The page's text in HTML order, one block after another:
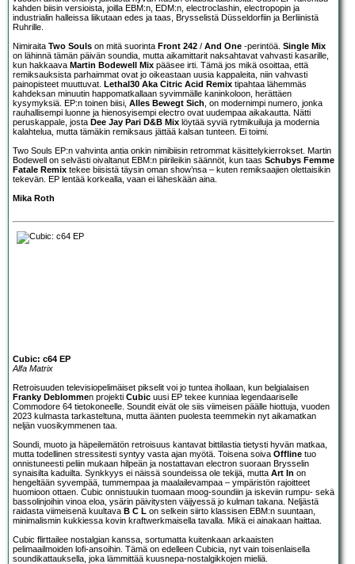
kahden biisin versioista, joilla EBM:n, EDM:n, electroclashin, electropopin ja
industrialin halleissa liikutaan edes ja taas, Brysselistä Düsseldorfiin ja Berliinistä
Ruhrille.
Nimiraita Two Souls on mitä suorinta Front 242 / And One -perintöä. Single Mix
on lähinnä tämän päivän soundia, mutta aikamittarit naksahtavat vahvasti kasarille,
kun hakkaava Martin Bodewell Mix pääsee irti. Tämä jos mikä osoittaa, että
remiksauksista parhaimmat ovat jo oikeastaan uusia kappaleita, niin vahvasti
painopisteet muuttuvat. Lethal30 Aka Citric Acid Remix tipahtaa lähemmäs
kahdeksan minuutin happomatkallaan syvimmälle kaninkoloon, herättäen
kysymyksiä. EP:n toinen biisi, Alles Bewegt Sich, on modernimpi numero, jonka
rauhallisempi luonne ja hienosyisempi electro ovat uudempaa aikakautta. Nätti
peruskappale, josta Dee Jay Pari D&B Mix löytää syviä rytmikuiluja ja modernia
kalahtelua, mutta tämäkin remiksaus jättää kalsan tunteen. Ei toimi.
Two Souls EP:n vahvinta antia onkin nimibiisin retrommat käsittelykierrokset. Martin
Bodewell on selvästi oivaltanut EBM:n piirileikin säännöt, kun taas Schubys Femme
Fatale Remix tekee biisistä täysin oman show’nsa – kuten remiksaajien olettaisikin
tekevän. EP lentää korkealla, vaan ei läheskään aina.
Mika Roth
Cubic: c64 EP
Alfa Matrix
Retroisuuden televisiopelimäiset pikselit voi jo tuntea ihollaan, kun belgialaisen
Franky Deblommen projekti Cubic uusi EP tekee kunniaa legendaariselle
Commodore 64 tietokoneelle. Soundit eivät ole siis viimeisen päälle hiottuja, vuoden
2023 kulmasta tarkasteltuna, mutta äänten puolesta teemmekin nyt aikamatkan
neljän vuosikymmenen taa.
Soundi, muoto ja häpeilemätön retroisuus kantavat bittilastia tietysti hyvän matkaa,
mutta todellinen stressitesti syntyy vasta ajan myötä. Toisena soiva Offline tuo
onnistuneesti peliin mukaan hilpeän ja nostattavan electron suoraan Brysselin
synaisilta kaduilta. Synkkyys ei näissä soundeissa ole tekijä, mutta Art In on
hengeltään syvempää, tummempaa ja maalailevampaa – ympäristön rajoitteet
huomioon ottaen. Cubic onnistuukin tuomaan moog-soundiin ja iskeviin rumpu- sekä
bassolinjoihin vinoa eloa, ysärin päivitysten väijyessä jo kulman takana. Neljästä
raidasta viimeisenä kuultava B C L on selkein siirto klassisen EBM:n suuntaan,
minimalismin kukkiessa kovin kraftwerkmaisella tavalla. Mikä ei ainakaan haittaa.
Cubic flirttailee nostalgian kanssa, sortumatta kuitenkaan arkaaisten
pelimaailmoiden lofi-ansoihin. Tämä on edelleen Cubicia, nyt vain toisenlaisella
soundikattauksella, joka lämmittää kuusnepa-nostalgikkojen mieliä.